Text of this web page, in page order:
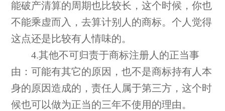
能破产清算的周期也比较长，这个时候，你也
不能乘虚而入，去算计别人的商标。个人觉得
这点还是比较有人情味的。
4.其他不可归责于商标注册人的正当事
由：可能有其它的原因，也不是商标持有人本
身的原因造成的，责任人属于第三方，这个时
候也可以做为正当的三年不使用的理由。